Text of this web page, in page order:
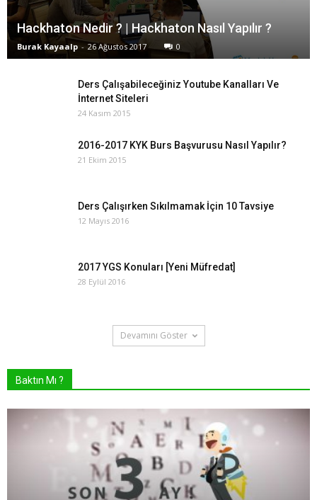
Hackhaton Nedir ? | Hackhaton Nasıl Yapılır ?
Burak Kayaalp - 26 Ağustos 2017 0
Ders Çalışabileceğiniz Youtube Kanalları Ve
İnternet Siteleri
24 Kasım 2015
2016-2017 KYK Burs Başvurusu Nasıl Yapılır?
21 Ekim 2015
Ders Çalışırken Sıkılmamak İçin 10 Tavsiye
12 Mayıs 2016
2017 YGS Konuları [Yeni Müfredat]
28 Eylül 2016
Devamını Göster
Baktın Mı ?